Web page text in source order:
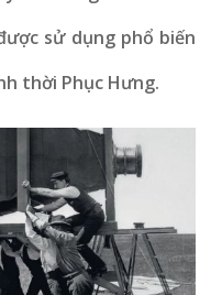
sử dụng phổ biến
thời Phục Hưng.